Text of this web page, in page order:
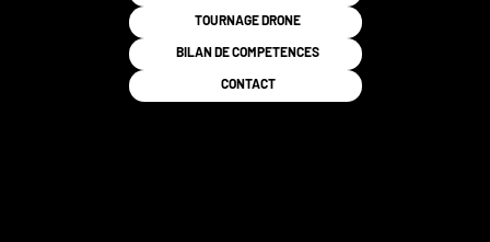
TOURNAGE DRONE
BILAN DE COMPETENCES
CONTACT